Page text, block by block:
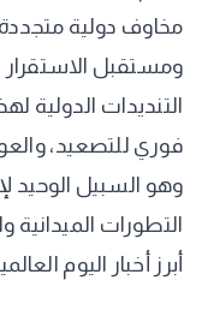
مخاوف دولية
ومستقبل
التنديدات الدولية
فوري للتصعيد،
وهو السبيل الوحيد
التطورات
أبرز أخبار اليوم